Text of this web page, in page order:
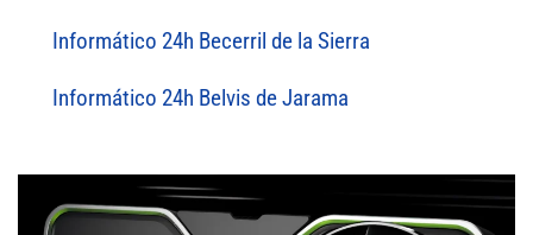
Informático 24h Becerril de la Sierra
Informático 24h Belvis de Jarama